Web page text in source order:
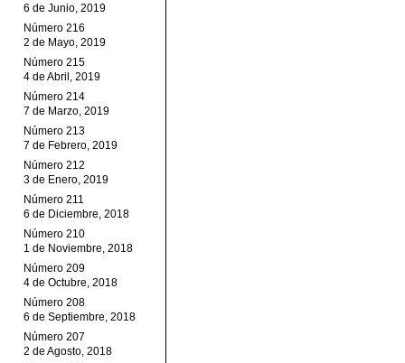
6 de Junio, 2019
Número 216
2 de Mayo, 2019
Número 215
4 de Abril, 2019
Número 214
7 de Marzo, 2019
Número 213
7 de Febrero, 2019
Número 212
3 de Enero, 2019
Número 211
6 de Diciembre, 2018
Número 210
1 de Noviembre, 2018
Número 209
4 de Octubre, 2018
Número 208
6 de Septiembre, 2018
Número 207
2 de Agosto, 2018